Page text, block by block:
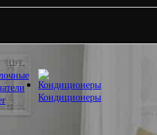
Кондиционеры